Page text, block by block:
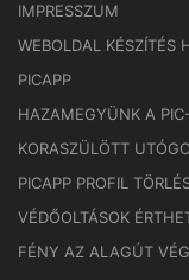
IMPRESSZUM
WEBOLDAL KÉSZÍTÉS
PICAPP
HAZAMEGYÜNK A
KORASZÜLÖTT
PICAPP PROFIL
VÉDŐOLTÁSOK
FÉNY AZ ALAGÚT